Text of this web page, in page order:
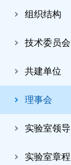
组织结构
技术委员会
共建单位
理事会
实验室领导
实验室章程